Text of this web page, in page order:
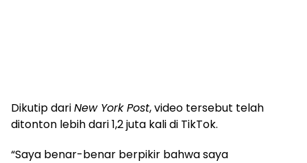
Dikutip dariNew York Post, video tersebut telah
ditonton lebih dari 1,2 juta kali di TikTok.
“Saya benar-benar berpikir bahwa saya